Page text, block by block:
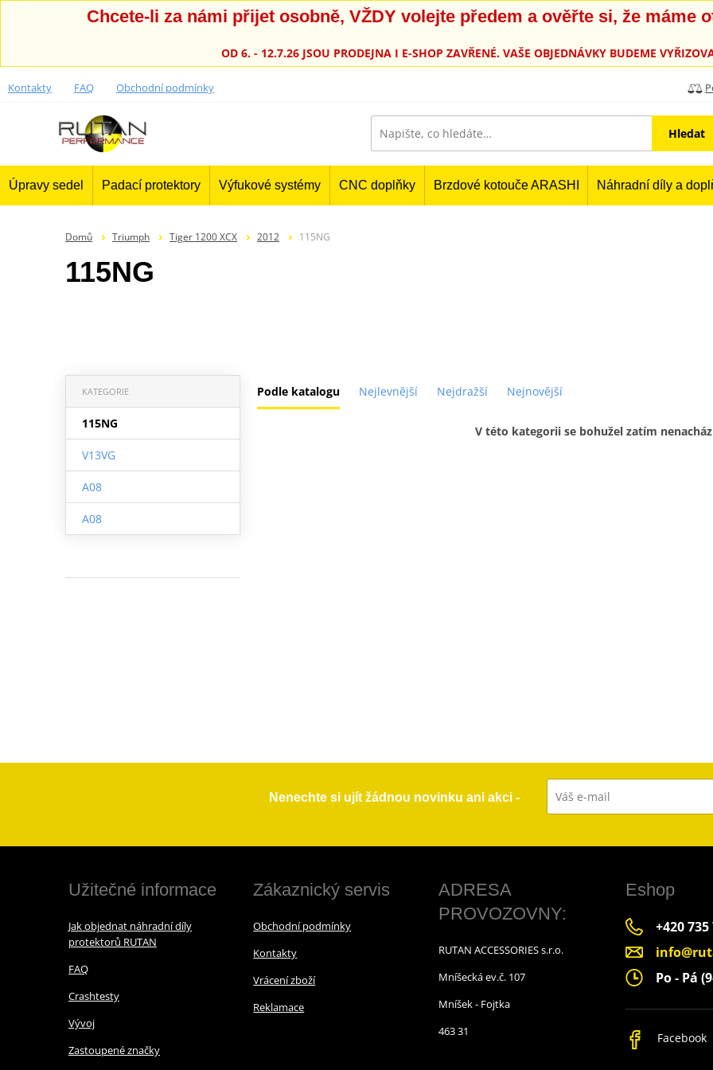
Chcete-li za námi přijet osobně, VŽDY volejte předem a ověřte si, že máme
OD 6. - 12.7.26 JSOU PRODEJNA I E-SHOP ZAVŘENÉ. VAŠE OBJEDNÁVKY BUDEME
Kontakty FAQ Obchodní podmínky
Hledat
Úpravy sedel Padací protektory Výfukové systémy CNC doplňky Brzdové kotouče ARASHI Náhradní díly a
Domů Triumph Tiger 1200 XCX 2012 115NG
115NG
Podle katalogu Nejlevnější Nejdražší Nejnovější
KATEGORIE
115NG
V13VG
A08
A08
V této kategorii se bohužel zatím
Nenechte si ujít žádnou novinku ani akci -
Užitečné informace
Jak objednat náhradní díly
protektorů RUTAN
FAQ
Crashtesty
Vývoj
Zastoupené značky
Zákaznický servis
Obchodní podmínky
Kontakty
Vrácení zboží
Reklamace
ADRESA
PROVOZOVNY:
RUTAN ACCESSORIES s.r.o.
Mníšecká ev.č. 107
Mníšek - Fojtka
463 31
Eshop
+420 735
Po - Pá
Facebook